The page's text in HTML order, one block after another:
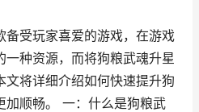
备受玩家喜爱的游戏，在游戏
种资源，而将狗粮武魂升星
文将详细介绍如何快速提升狗
加顺畅。 一：什么是狗粮武